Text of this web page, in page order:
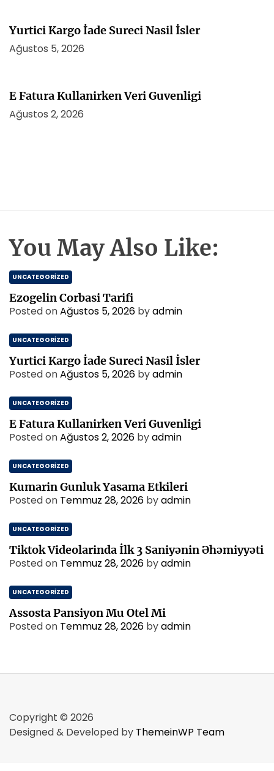
Yurtici Kargo İade Sureci Nasil İsler
Ağustos 5, 2026
E Fatura Kullanirken Veri Guvenligi
Ağustos 2, 2026
You May Also Like:
UNCATEGORIZED
Ezogelin Corbasi Tarifi
Posted onAğustos 5, 2026 byadmin
UNCATEGORIZED
Yurtici Kargo İade Sureci Nasil İsler
Posted onAğustos 5, 2026 byadmin
UNCATEGORIZED
E Fatura Kullanirken Veri Guvenligi
Posted onAğustos 2, 2026 byadmin
UNCATEGORIZED
Kumarin Gunluk Yasama Etkileri
Posted on Temmuz 28, 2026 byadmin
UNCATEGORIZED
Tiktok Videolarinda İlk 3 Saniyənin Əhəmiyyəti
Posted on Temmuz 28, 2026 byadmin
UNCATEGORIZED
Assosta Pansiyon Mu Otel Mi
Posted on Temmuz 28, 2026 byadmin
Copyright © 2026
Designed & Developed by ThemeinWP Team